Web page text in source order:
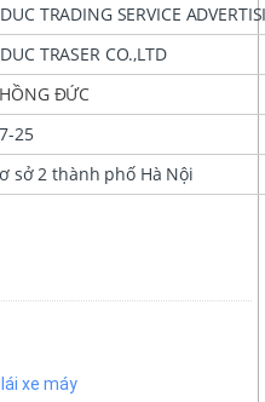
TRADING SERVICE
TRASER CO.,LTD
ĐỨC
25
sở 2 thành phố Hà Nội
xe máy